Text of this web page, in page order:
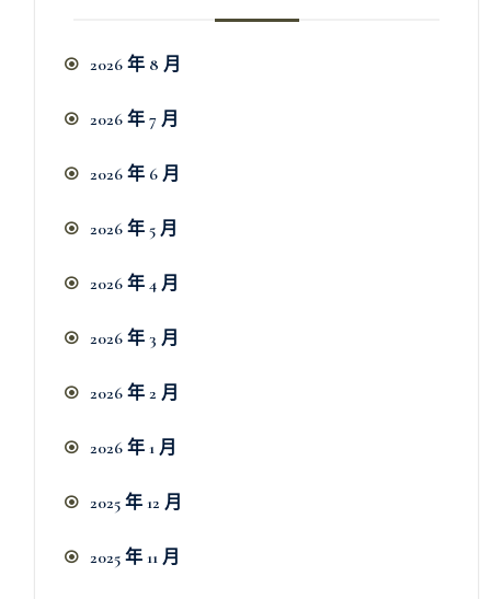
2026 年 8 月
2026 年 7 月
2026 年 6 月
2026 年 5 月
2026 年 4 月
2026 年 3 月
2026 年 2 月
2026 年 1 月
2025 年 12 月
2025 年 11 月